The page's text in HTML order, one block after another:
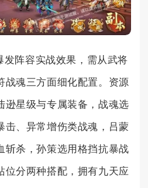
发阵容实战效果，需从武将
战魂三方面细化配置。资源
逊星级与专属装备，战魂选
击、异常增伤类战魂，吕蒙
斩杀，孙策选用格挡抗暴战
位分两种搭配，拥有九天应